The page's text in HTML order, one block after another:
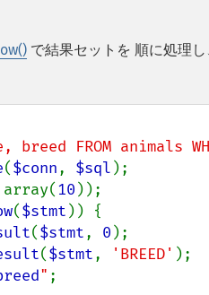
で結果セットを 順に処理し
breed FROM animals
($conn, $sql
10 ));
($stmt )) {
($stmt, 0 );
($stmt, 'BREED' );
" ;